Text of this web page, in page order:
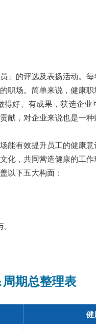
」的评选及表扬活动。
职场。简单来说，健康
得好、有成果，获选企
，对企业来说也是一种
能有效提升员工的健康
化，共同营造健康的工
以下五大构面：
期总整理表
健